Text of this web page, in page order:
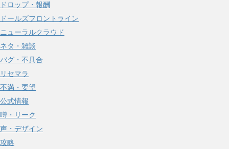
ドロップ・報酬
ドールズフロントライン
ニューラルクラウド
ネタ・雑談
バグ・不具合
リセマラ
不満・要望
公式情報
噂・リーク
声・デザイン
攻略